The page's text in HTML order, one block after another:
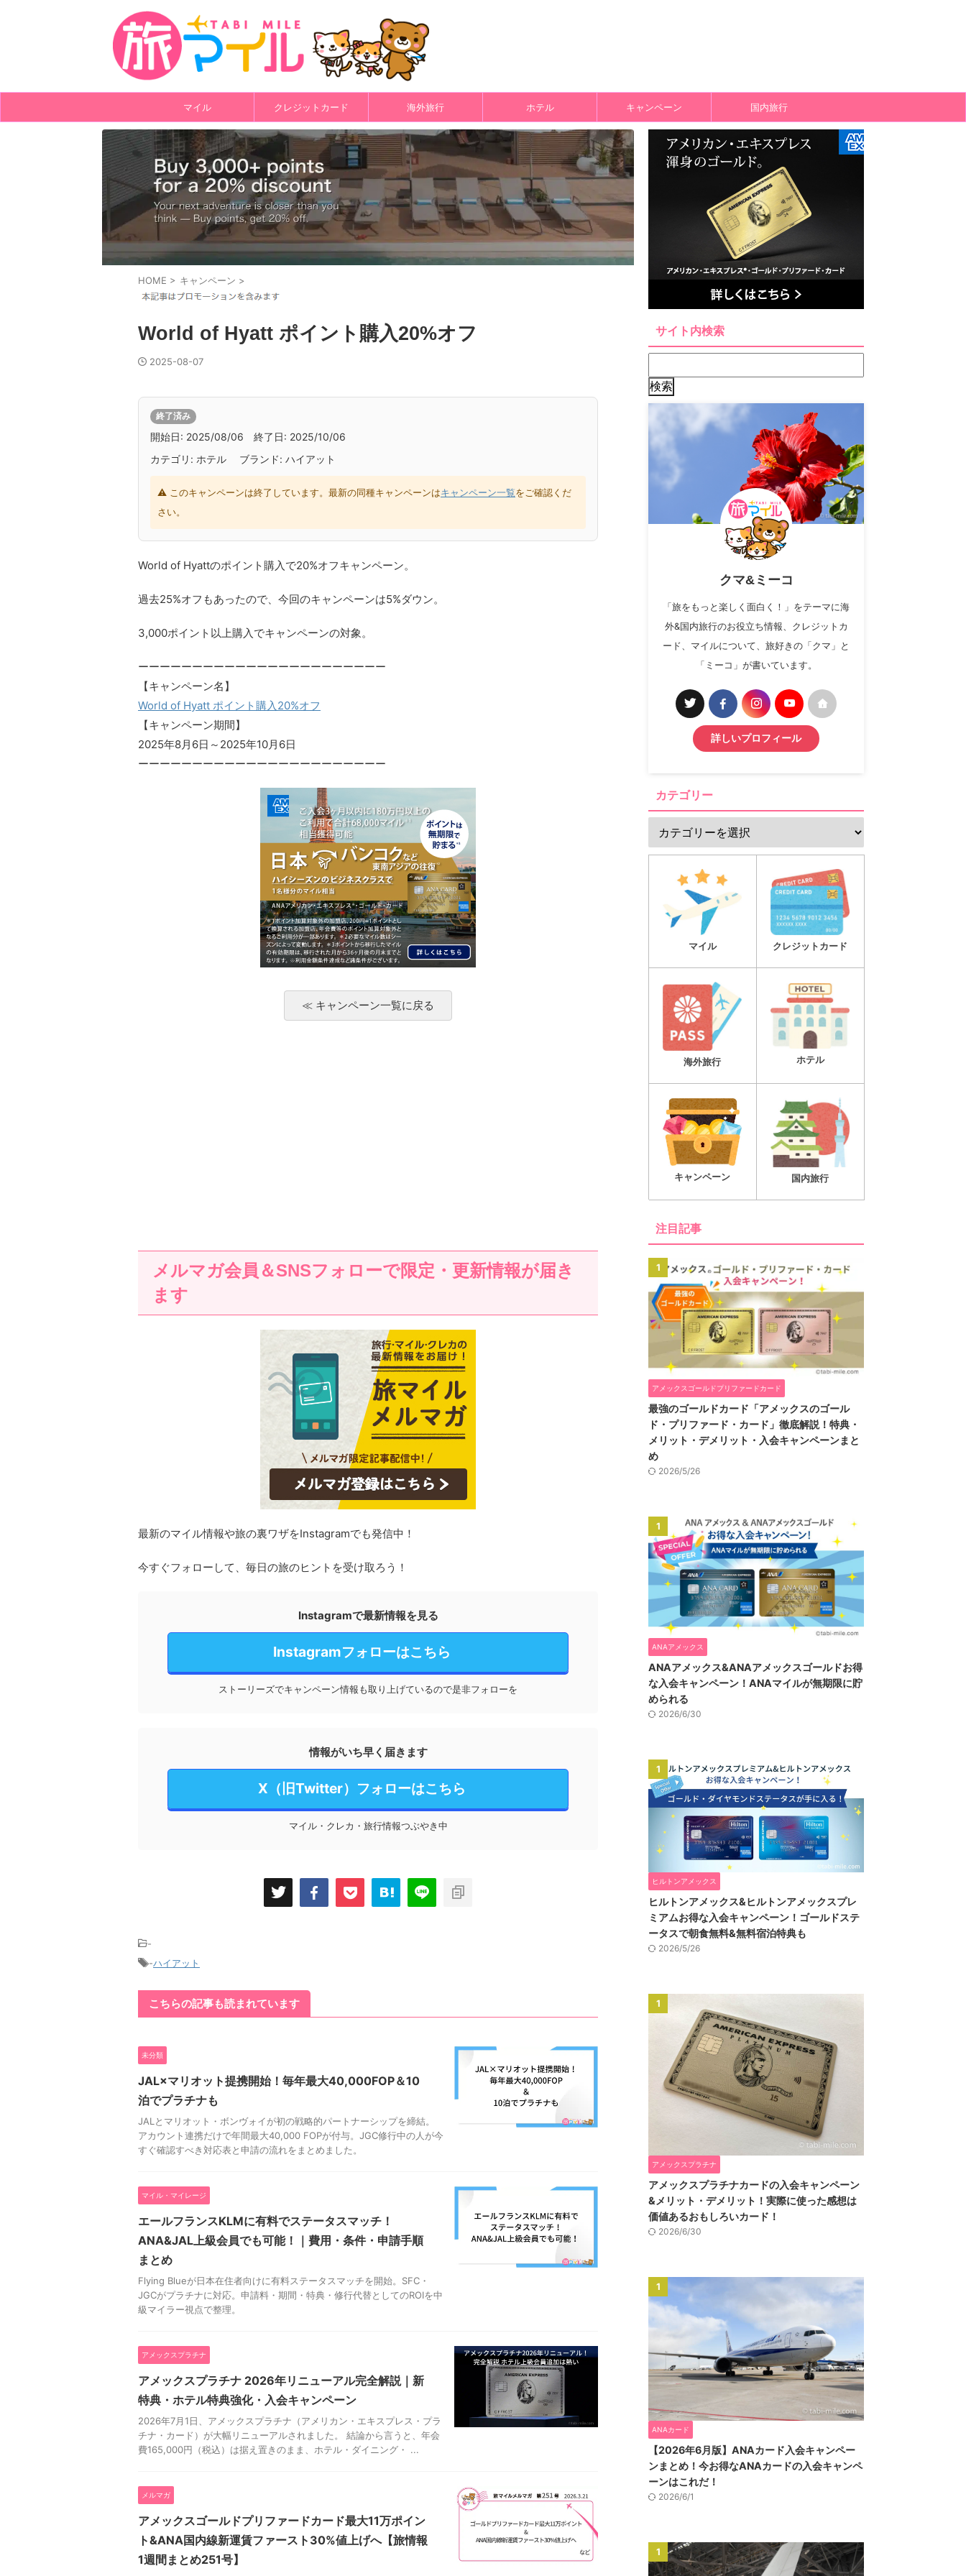
マイル クレジットカード 海外旅行 ホテル キャンペーン 国内旅行
HOME > キャンペーン >
World of Hyatt ポイント購入20%オフ
2025-08-07
終了済み
開始日: 2025/08/06 終了日: 2025/10/06
カテゴリ: ホテル ブランド: ハイアット
⚠ このキャンペーンは終了しています。最新の同種キャンペーンはキャンペーン一覧をご確認くだ
さい。
World of Hyattのポイント購入で20%オフキャンペーン。
過去25%オフもあったので、今回のキャンペーンは5%ダウン。
3,000ポイント以上購入でキャンペーンの対象。
ーーーーーーーーーーーーーーーーーーーーーーー
【キャンペーン名】
World of Hyatt ポイント購入20%オフ
【キャンペーン期間】
2025年8月6日～2025年10月6日
ーーーーーーーーーーーーーーーーーーーーーーー
≪ キャンペーン一覧に戻る
メルマガ会員＆SNSフォローで限定・更新情報が届き
ます
最新のマイル情報や旅の裏ワザをInstagramでも発信中！
今すぐフォローして、毎日の旅のヒントを受け取ろう！
Instagramで最新情報を見る
Instagramフォローはこちら
ストーリーズでキャンペーン情報も取り上げているので是非フォローを
情報がいち早く届きます
X（旧Twitter）フォローはこちら
マイル・クレカ・旅行情報つぶやき中
-
-ハイアット
こちらの記事も読まれています
未分類
JAL×マリオット提携開始！毎年最大40,000FOP＆10
泊でプラチナも
JALとマリオット・ボンヴォイが初の戦略的パートナーシップを締結。
アカウント連携だけで年間最大40,000 FOPが付与。JGC修行中の人が今
すぐ確認すべき対応表と申請の流れをまとめました。
マイル・マイレージ
エールフランスKLMに有料でステータスマッチ！
ANA&JAL上級会員でも可能！｜費用・条件・申請手順
まとめ
Flying Blueが日本在住者向けに有料ステータスマッチを開始。SFC・
JGCがプラチナに対応。申請料・期間・特典・修行代替としてのROIを中
級マイラー視点で整理。
アメックスプラチナ
アメックスプラチナ 2026年リニューアル完全解説｜新
特典・ホテル特典強化・入会キャンペーン
2026年7月1日、アメックスプラチナ（アメリカン・エキスプレス・プラ
チナ・カード）が大幅リニューアルされました。 結論から言うと、年会
費165,000円（税込）は据え置きのまま、ホテル・ダイニング・ ...
メルマガ
アメックスゴールドプリファードカード最大11万ポイン
ト&ANA国内線新運賃ファースト30%値上げへ【旅情報
1週間まとめ251号】
サイト内検索
クマ&ミーコ
「旅をもっと楽しく面白く！」をテーマに海
外&国内旅行のお役立ち情報、クレジットカ
ード、マイルについて、旅好きの「クマ」と
「ミーコ」が書いています。
詳しいプロフィール
カテゴリー
マイル クレジットカード
海外旅行 ホテル
キャンペーン 国内旅行
注目記事
1
アメックスゴールドプリファードカード
最強のゴールドカード「アメックスのゴール
ド・プリファード・カード」徹底解説！特典・
メリット・デメリット・入会キャンペーンまと
め
2026/5/26
1
ANAアメックス
ANAアメックス&ANAアメックスゴールドお得
な入会キャンペーン！ANAマイルが無期限に貯
められる
2026/6/30
1
ヒルトンアメックス
ヒルトンアメックス&ヒルトンアメックスプレ
ミアムお得な入会キャンペーン！ゴールドステ
ータスで朝食無料&無料宿泊特典も
2026/5/26
1
アメックスプラチナ
アメックスプラチナカードの入会キャンペーン
&メリット・デメリット！実際に使った感想は
価値あるおもしろいカード！
2026/6/30
1
ANAカード
【2026年6月版】ANAカード入会キャンペー
ンまとめ！今お得なANAカードの入会キャンペ
ーンはこれだ！
2026/6/1
1